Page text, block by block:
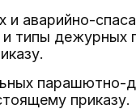
аварийно-
типы дежурных
парашютно-
приказу.